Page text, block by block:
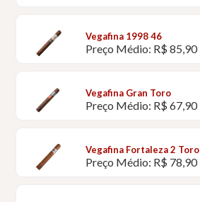
Vegafina 1998 46
Preço Médio: R$ 85,90
Vegafina Gran Toro
Preço Médio: R$ 67,90
Vegafina Fortaleza 2 Toro
Preço Médio: R$ 78,90